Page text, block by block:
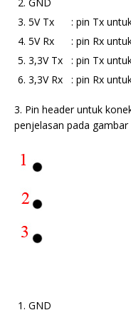
5V Tx : pin Tx
5V Rx : pin Rx
3,3V Tx : pin Tx
3,3V Rx : pin Rx
3. Pin header untuk
penjelasan pada gambar
GND